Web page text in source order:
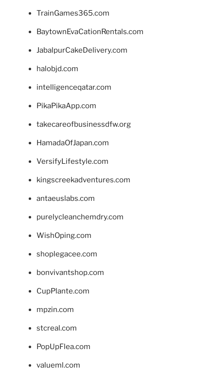
TrainGames365.com
BaytownEvaCationRentals.com
JabalpurCakeDelivery.com
halobjd.com
intelligenceqatar.com
PikaPikaApp.com
takecareofbusinessdfw.org
HamadaOfJapan.com
VersifyLifestyle.com
kingscreekadventures.com
antaeuslabs.com
purelycleanchemdry.com
WishOping.com
shoplegacee.com
bonvivantshop.com
CupPlante.com
mpzin.com
stcreal.com
PopUpFlea.com
valueml.com